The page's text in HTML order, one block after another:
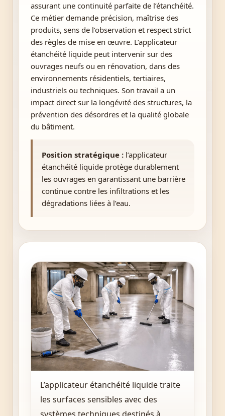
assurant une continuité parfaite de l’étanchéité.
Ce métier demande précision, maîtrise des
produits, sens de l’observation et respect strict
des règles de mise en œuvre. L’applicateur
étanchéité liquide peut intervenir sur des
ouvrages neufs ou en rénovation, dans des
environnements résidentiels, tertiaires,
industriels ou techniques. Son travail a un
impact direct sur la longévité des structures, la
prévention des désordres et la qualité globale
du bâtiment.
Position stratégique : l’applicateur
étanchéité liquide protège durablement
les ouvrages en garantissant une barrière
continue contre les infiltrations et les
dégradations liées à l’eau.
L’applicateur étanchéité liquide traite
les surfaces sensibles avec des